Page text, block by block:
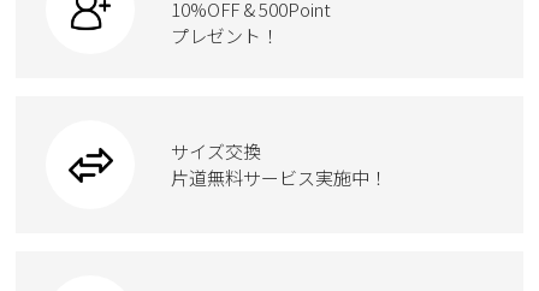
ワークシューズ
ウェア
ブーツ
スクール
ハンドバッグ
トートバッグ
10%OFF & 500Point
プレゼント！
サイズ交換
片道無料サービス実施中！